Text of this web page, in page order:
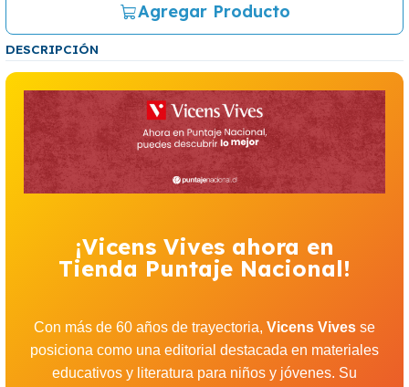
Agregar Producto
DESCRIPCIÓN
¡Vicens Vives ahora en
Tienda Puntaje Nacional!
Con más de 60 años de trayectoria, Vicens Vives se
posiciona como una editorial destacada en materiales
educativos y literatura para niños y jóvenes. Su